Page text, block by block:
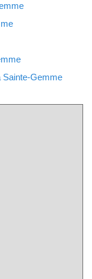
Sainte-Gemme